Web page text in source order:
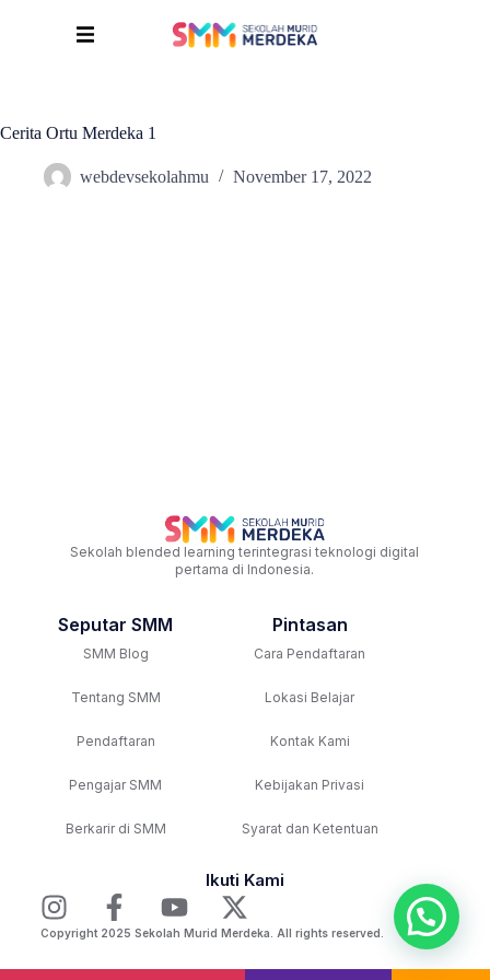
Cerita Ortu Merdeka 1
webdevsekolahmu November 17, 2022
Sekolah blended learning terintegrasi teknologi digital
pertama di Indonesia.
Seputar SMM
SMM Blog
Tentang SMM
Pendaftaran
Pengajar SMM
Berkarir di SMM
Pintasan
Cara Pendaftaran
Lokasi Belajar
Kontak Kami
Kebijakan Privasi
Syarat dan Ketentuan
Ikuti Kami
Copyright 2025 Sekolah Murid Merdeka. All rights reserved.